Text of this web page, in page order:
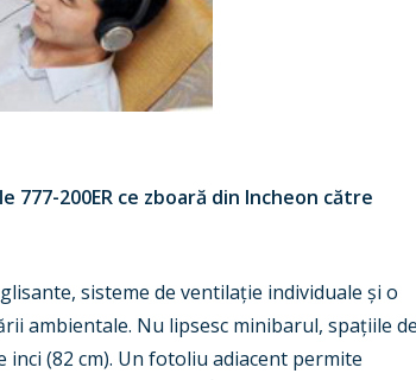
200ER ce zboară din Incheon către
sisteme de ventilație individuale și o
ambientale. Nu lipsesc minibarul, spațiile
inci (82 cm). Un fotoliu adiacent permite